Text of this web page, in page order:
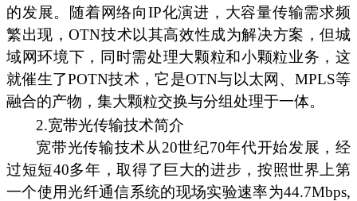
的发展。随着网络向IP化演进，大容量传输需求频
繁出现，OTN技术以其高效性成为解决方案，但城
域网环境下，同时需处理大颗粒和小颗粒业务，这
就催生了POTN技术，它是OTN与以太网、MPLS等
融合的产物，集大颗粒交换与分组处理于一体。
2.宽带光传输技术简介
宽带光传输技术从20世纪70年代开始发展，经
过短短40多年，取得了巨大的进步，按照世界上第
一个使用光纤通信系统的现场实验速率为44.7Mbps,